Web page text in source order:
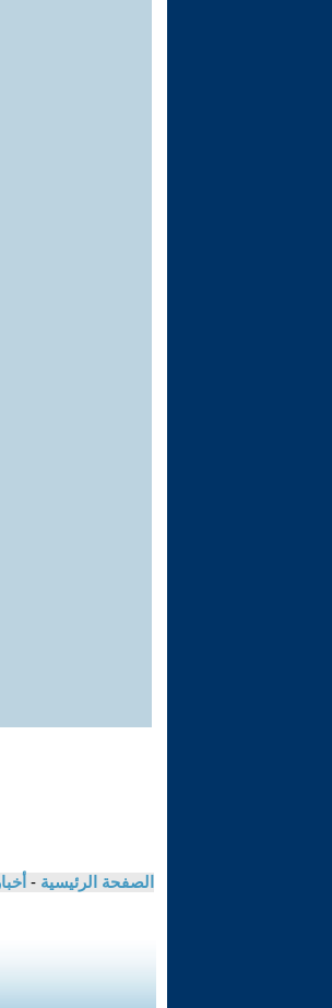
الصفحة الرئيسية -